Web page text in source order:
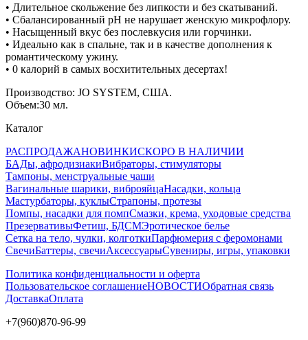
• Длительное скольжение без липкости и без скатываний.
• Сбалансированный pH не нарушает женскую микрофлору.
• Насыщенный вкус без послевкусия или горчинки.
• Идеально как в спальне, так и в качестве дополнения к
романтическому ужину.
• 0 калорий в самых восхитительных десертах!
Производство: JO SYSTEM, США.
Объем:30 мл.
Каталог
РАСПРОДАЖАНОВИНКИСКОРО В НАЛИЧИИ
БАДы, афродизиакиВибраторы, стимуляторы
Тампоны, менструальные чаши
Вагинальные шарики, виброяйцаНасадки, кольца
Мастурбаторы, куклыСтрапоны, протезы
Помпы, насадки для помпСмазки, крема, уходовые средства
ПрезервативыФетиш, БДСМЭротическое белье
Сетка на тело, чулки, колготкиПарфюмерия с феромонами
СвечиБаттеры, свечиАксессуарыСувениры, игры, упаковки
Политика конфиденциальности и оферта
Пользовательское соглашениеНОВОСТИОбратная связь
ДоставкаОплата
+7(960)870-96-99